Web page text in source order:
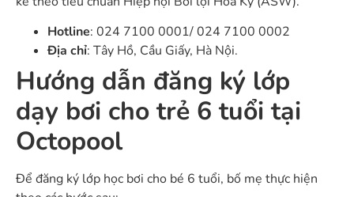
Hotline: 024 7100 0001/ 024 7100 0002
Địa chỉ: Tây Hồ, Cầu Giấy, Hà Nội.
Hướng dẫn đăng ký lớp
dạy bơi cho trẻ 6 tuổi tại
Octopool
Để đăng ký lớp học bơi cho bé 6 tuổi, bố mẹ thực hiện